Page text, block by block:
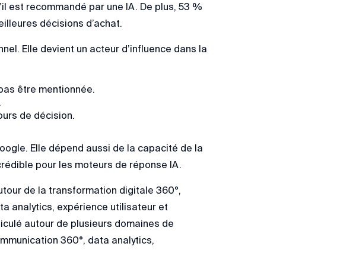
est recommandé par une IA. De plus, 53 %
décisions d’achat.
Elle devient un acteur d’influence dans la
être mentionnée.
de décision.
Elle dépend aussi de la capacité de la
pour les moteurs de réponse IA.
de la transformation digitale 360°,
analytics, expérience utilisateur et
autour de plusieurs domaines de
360°, data analytics,